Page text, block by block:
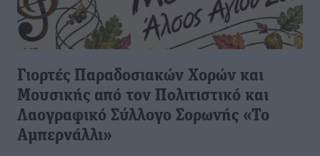
Γιορτές Παραδοσιακών Χορών και
Μουσικής από τον Πολιτιστικό και
Λαογραφικό Σύλλογο Σορωνής «Το
Αμπερνάλλι»